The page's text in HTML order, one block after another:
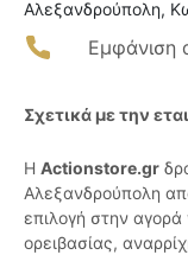
Αλεξανδρούπολη,
Εμφάνιση
Σχετικά με την
Η Actionstore.gr
Αλεξανδρούπολη
επιλογή στην αγορά
ορειβασίας,